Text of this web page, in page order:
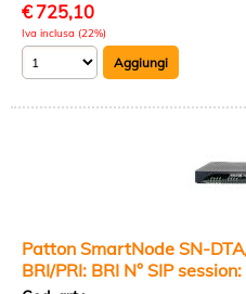
€ 725,10
Iva inclusa (22%)
Patton SmartNode SN-
BRI/PRI: BRI N° SIP